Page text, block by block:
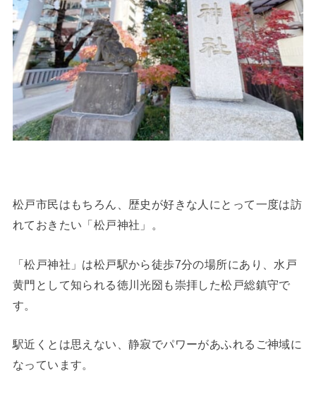
松戸市民はもちろん、歴史が好きな人にとって一度は訪
れておきたい「松戸神社」。
「松戸神社」は松戸駅から徒歩7分の場所にあり、水戸
黄門として知られる徳川光圀も崇拝した松戸総鎮守で
す。
駅近くとは思えない、静寂でパワーがあふれるご神域に
なっています。